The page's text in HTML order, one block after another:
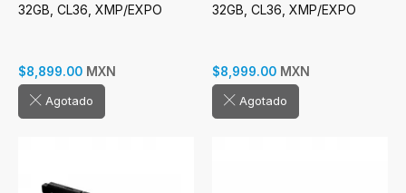
32GB, CL36, XMP/EXPO
$8,899.00 MXN
Agotado
32GB, CL36, XMP/EXPO
$8,999.00 MXN
Agotado